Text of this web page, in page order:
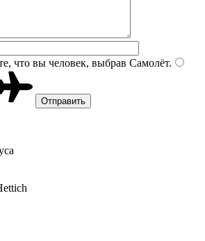
что вы человек, выбрав Самолёт.